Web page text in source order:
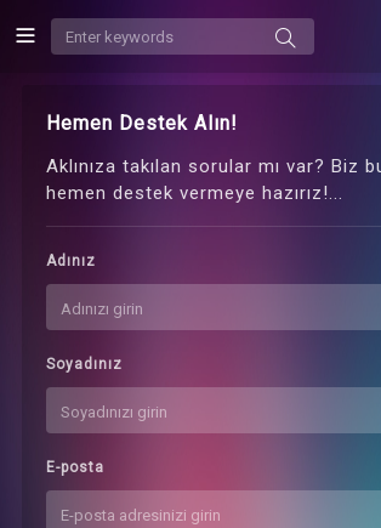
Hemen Destek Alın!
Aklınıza takılan sorular mı var? Biz
hemen destek vermeye hazırız!...
Adınız
Soyadınız
E-posta